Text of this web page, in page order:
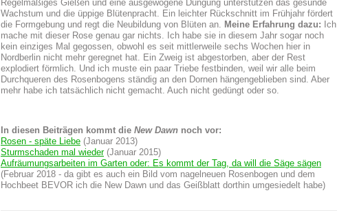
Regelmäßiges Gießen und eine ausgewogene Düngung unterstützen das gesunde
Wachstum und die üppige Blütenpracht. Ein leichter Rückschnitt im Frühjahr fördert
die Formgebung und regt die Neubildung von Blüten an. Meine Erfahrung dazu: Ich
mache mit dieser Rose genau gar nichts. Ich habe sie in diesem Jahr sogar noch
kein einziges Mal gegossen, obwohl es seit mittlerweile sechs Wochen hier in
Nordberlin nicht mehr geregnet hat. Ein Zweig ist abgestorben, aber der Rest
explodiert förmlich. Und ich muste ein paar Triebe festbinden, weil wir alle beim
Durchqueren des Rosenbogens ständig an den Dornen hängengeblieben sind. Aber
mehr habe ich tatsächlich nicht gemacht. Auch nicht gedüngt oder so.
In diesen Beiträgen kommt die New Dawn noch vor:
Rosen - späte Liebe (Januar 2013)
Sturmschaden mal wieder(Januar 2015)
Aufräumungsarbeiten im Garten oder: Es kommt der Tag, da will die Säge sägen
(Februar 2018 - da gibt es auch ein Bild vom nagelneuen Rosenbogen und dem
Hochbeet BEVOR ich die New Dawn und das Geißblatt dorthin umgesiedelt habe)